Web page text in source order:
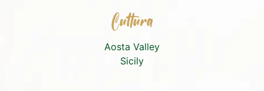
Cultura
Aosta Valley
Sicily